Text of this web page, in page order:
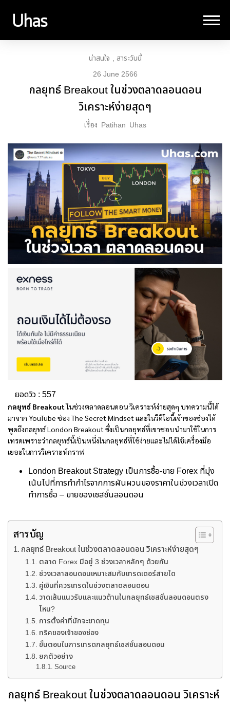
น่าสนใจ
สาระวันนี้
26 June 2566
กลยุทธ์ Breakout ในช่วงตลาดลอนดอน
วิเคราะห์ง่ายสุดๆ
เรื่อง Patihan Uhas
ยอดวิว : 557
กลยุทธ์ Breakoutในช่วงตลาดลอนดอน วิเคราะห์ง่ายสุดๆ บทความนี้ได้
มาจาก YouTube ช่อง The Secret Mindset และในวีดิโอนี้เจ้าของช่องได้
พูดถึงกลยุทธ์ London Breakout ซึ่งเป็นกลยุทธ์ที่เขาชอบนำมาใช้ในการ
เทรดเพราะว่ากลยุทธ์นี้เป็นหนึ่งในกลยุทธ์ที่ใช้ง่ายและไม่ได้ใช้เครื่องมือ
เยอะในการวิเคราะห์กราฟ
London Breakout Strategy เป็นการซื้อ-ขาย Forex ที่มุ่ง
เน้นไปที่การทำกำไรจากการผันผวนของราคาในช่วงเวลาเปิด
ทำการซื้อ – ขายของเซสชั่นลอนดอน
สารบัญ
กลยุทธ์ Breakout ในช่วงตลาดลอนดอน วิเคราะห์ง่ายสุดๆ
ตลาด Forex มีอยู่ 3 ช่วงเวลาหลักๆ ด้วยกัน
ช่วงเวลาลอนดอนเหมาะสมกับเทรดเดอร์สายใด
คู่เงินที่ควรเทรดในช่วงตลาดลอนดอน
วาดเส้นแนวรับและแนวต้านในกลยุทธ์เซสชั่นลอนดอนตรง
ไหน?
การตั้งค่าที่มักจะขาดทุน
ทริคของเจ้าของช่อง
ขั้นตอนในการเทรดกลยุทธ์เซสชั่นลอนดอน
ยกตัวอย่าง
Source
กลยุทธ์ Breakout ในช่วงตลาดลอนดอน วิเคราะห์